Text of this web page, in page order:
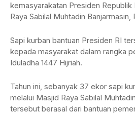
kemasyarakatan Presiden Republik
Raya Sabilal Muhtadin Banjarmasin,
Sapi kurban bantuan Presiden RI
kepada masyarakat dalam rangka
Iduladha 1447 Hijriah.
Tahun ini, sebanyak 37 ekor sapi
melalui Masjid Raya Sabilal
tersebut berasal dari bantuan